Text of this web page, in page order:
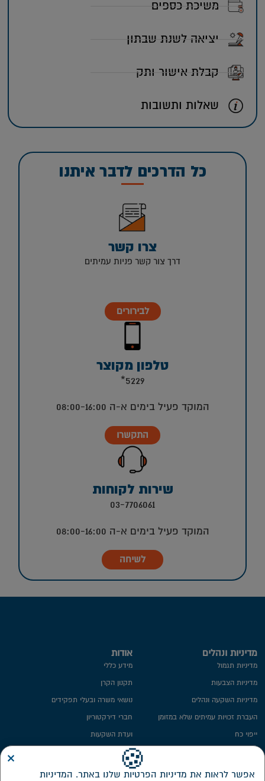
משיכת כספים
יציאה לשנת שבתון
קבלת אישור ותק
שאלות ותשובות
כל הדרכים לדבר איתנו
צרו קשר
דרך צור קשר פניות עמיתים
לבירורים
טלפון מקוצר
5229*
המוקד פעיל בימים א-ה 08:00-16:00
התקשרו
שירות לקוחות
03-7706061
המוקד פעיל בימים א-ה 08:00-16:00
לשיחה
אודות
מידע כללי
תקנון הקרן
נושאי משרה ובעלי תפקידים
חברי דירקטוריון
ועדת השקעות
ועדת הביקורת
ממונה על פניות הציבור
מדיניות ונהלים
מדיניות תגמול
מדיניות הצבעות
מדיניות השקעה ונהלים
העברת זכויות עמיתים שלא במזומן
ייפוי כח
🍪
אפשר לראות את מדיניות הפרטיות שלנו באתר. המדיניות
×